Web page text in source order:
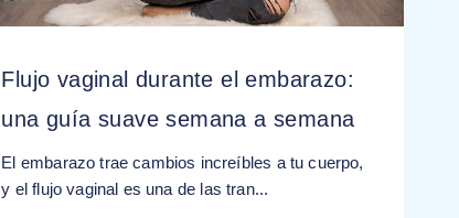
Flujo vaginal durante el embarazo:
una guía suave semana a semana
El embarazo trae cambios increíbles a tu cuerpo,
y el flujo vaginal es una de las tran...